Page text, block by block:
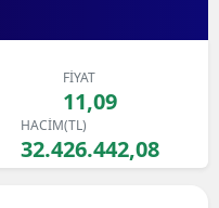
Artvin
Aydın
FİYAT
11,09
HACİM(TL)
32.426.442,08